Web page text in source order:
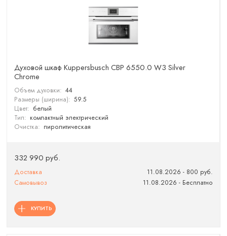
Духовой шкаф Kuppersbusch CBP 6550.0 W3 Silver
Chrome
Объем духовки: 44
Размеры (ширина): 59.5
Цвет: белый
Тип: компактный электрический
Очистка: пиролитическая
332 990 руб.
Доставка
11.08.2026 - 800 руб.
Самовывоз
11.08.2026 - Бесплатно
КУПИТЬ